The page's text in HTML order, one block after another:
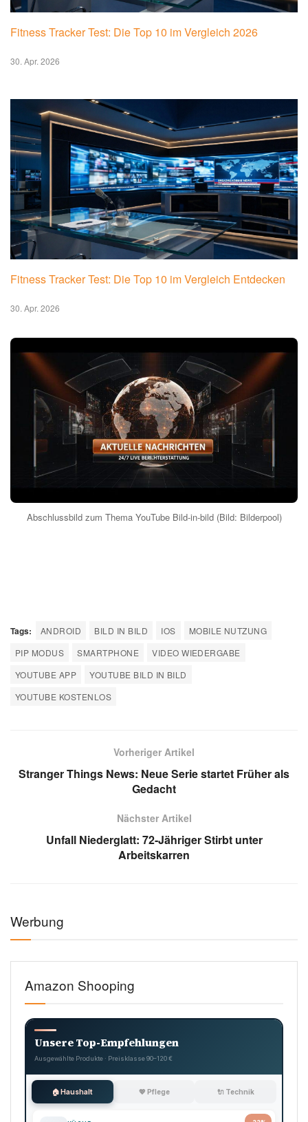
Fitness Tracker Test: Die Top 10 im Vergleich 2026
30. Apr. 2026
Fitness Tracker Test: Die Top 10 im Vergleich Entdecken
30. Apr. 2026
Abschlussbild zum Thema YouTube Bild-in-bild (Bild: Bilderpool)
Tags: ANDROID BILD IN BILD IOS
MOBILE NUTZUNG
PIP MODUS
SMARTPHONE
VIDEO WIEDERGABE
YOUTUBE APP
YOUTUBE BILD IN BILD
YOUTUBE KOSTENLOS
Vorheriger Artikel
Stranger Things News: Neue Serie startet Früher als
Gedacht
Nächster Artikel
Unfall Niederglatt: 72-Jähriger Stirbt unter
Arbeitskarren
Werbung
Amazon Shooping
Unsere Top-Empfehlungen
Ausgewählte Produkte · Preisklasse 90–120 €
🏠 Haushalt 💖 Pflege 🔌 Technik